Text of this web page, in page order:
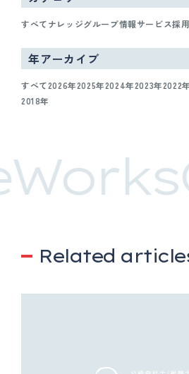
すべてナレッジグループ情報サービス採用
年アーカイブ
すべて2026年2025年2024年2023年2022年
2018年
Related